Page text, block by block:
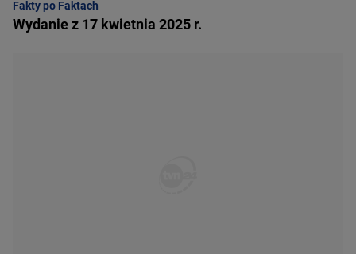
Fakty po Faktach
Wydanie z 17 kwietnia 2025 r.